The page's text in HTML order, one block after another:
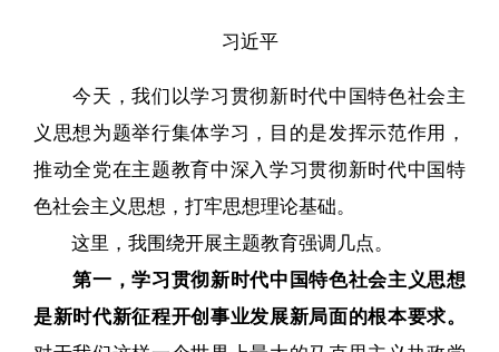
习近平
今天，我们以学习贯彻新时代中国特色社会主
义思想为题举行集体学习，目的是发挥示范作用，
推动全党在主题教育中深入学习贯彻新时代中国特
色社会主义思想，打牢思想理论基础。
这里，我围绕开展主题教育强调几点。
第一，学习贯彻新时代中国特色社会主义思想
是新时代新征程开创事业发展新局面的根本要求。